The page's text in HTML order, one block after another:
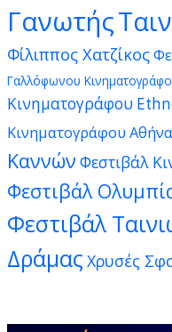
Γανωτής
Φίλιππος Χατζίκος
Γαλλόφωνου
Κινηματογράφου
Κινηματογράφου
Καννών Φεστιβάλ
Φεστιβάλ
Φεστιβάλ
Δράμας Χρυσές